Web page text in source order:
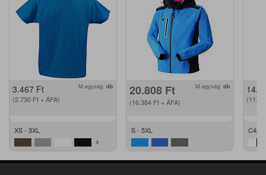
3.467 Ft
(2.730 Ft + ÁFA)
M.egység: db
XS - 3XL
20.808 Ft
(16.384 Ft + ÁFA)
M.egység: db
S - 5XL C42 -